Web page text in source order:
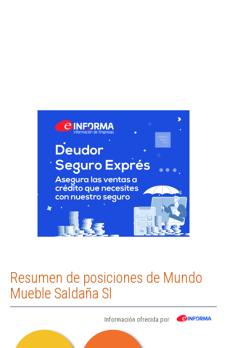
Resumen de posiciones de Mundo
Mueble Saldaña Sl
Información ofrecida por